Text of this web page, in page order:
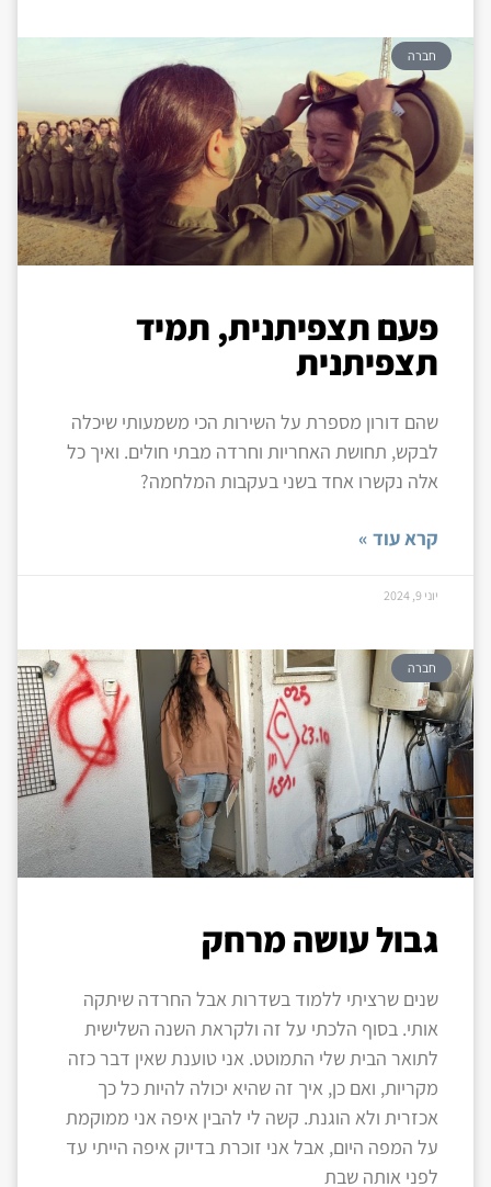
חברה
פעם תצפיתנית, תמיד
תצפיתנית
שהם דורון מספרת על השירות הכי משמעותי שיכלה
לבקש, תחושת האחריות וחרדה מבתי חולים. ואיך כל
אלה נקשרו אחד בשני בעקבות המלחמה?
קרא עוד »
יוני 9, 2024
חברה
גבול עושה מרחק
שנים שרציתי ללמוד בשדרות אבל החרדה שיתקה
אותי. בסוף הלכתי על זה ולקראת השנה השלישית
לתואר הבית שלי התמוטט. אני טוענת שאין דבר כזה
מקריות, ואם כן, איך זה שהיא יכולה להיות כל כך
אכזרית ולא הוגנת. קשה לי להבין איפה אני ממוקמת
על המפה היום, אבל אני זוכרת בדיוק איפה הייתי עד
לפני אותה שבת